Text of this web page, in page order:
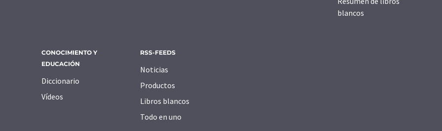
blancos
CONOCIMIENTO Y
EDUCACIÓN
Diccionario
Vídeos
RSS-FEEDS
Noticias
Productos
Libros blancos
Todo en uno